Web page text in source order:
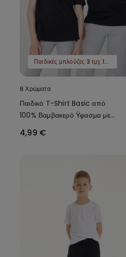
Παιδικές μπλούζες 3 τμχ 12,99 €
8 Χρώματα
Παιδικό T-Shirt Basic από
100% Βαμβακερό Ϋφασμα με
Στρογγυλή Λαιμόκοψη Unisex
4,99 €